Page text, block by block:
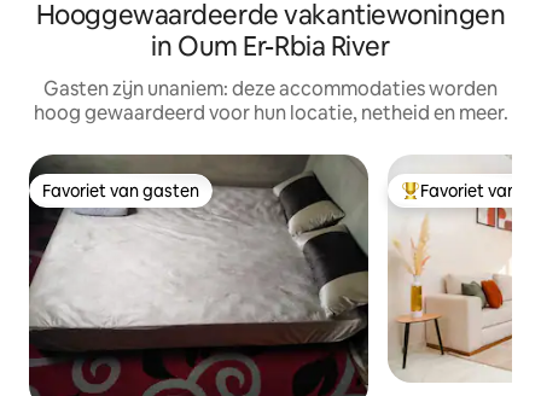
Hooggewaardeerde vakantiewoningen
in Oum Er-Rbia River
Gasten zijn unaniem: deze accommodaties worden
hoog gewaardeerd voor hun locatie, netheid en meer.
Favoriet van gasten
Favoriet van gasten Topfavoriet van
Favoriet van